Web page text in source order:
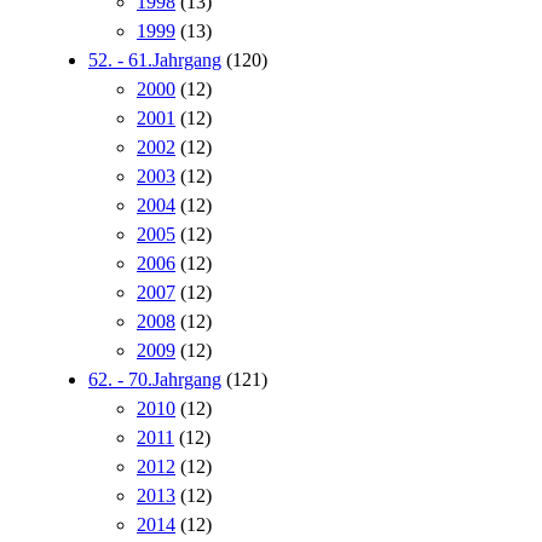
1999 (13)
52. - 61.Jahrgang (120)
2000 (12)
2001 (12)
2002 (12)
2003 (12)
2004 (12)
2005 (12)
2006 (12)
2007 (12)
2008 (12)
2009 (12)
62. - 70.Jahrgang (121)
2010 (12)
2011 (12)
2012 (12)
2013 (12)
2014 (12)